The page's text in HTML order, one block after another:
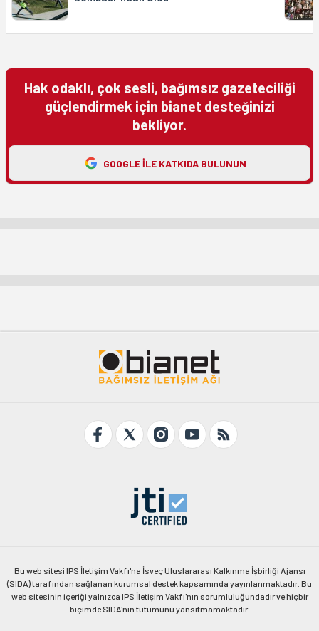
Hak odaklı, çok sesli, bağımsız gazeteciliği
güçlendirmek için bianet desteğinizi
bekliyor.
GOOGLE ILE KATKIDA BULUNUN
Bu web sitesi IPS İletişim Vakfı'na İsveç Uluslararası Kalkınma İşbirliği Ajansı
(SIDA) tarafından sağlanan kurumsal destek kapsamında yayınlanmaktadır. Bu
web sitesinin içeriği yalnızca IPS İletişim Vakfı'nın sorumluluğundadır ve hiçbir
biçimde SIDA'nın tutumunu yansıtmamaktadır.